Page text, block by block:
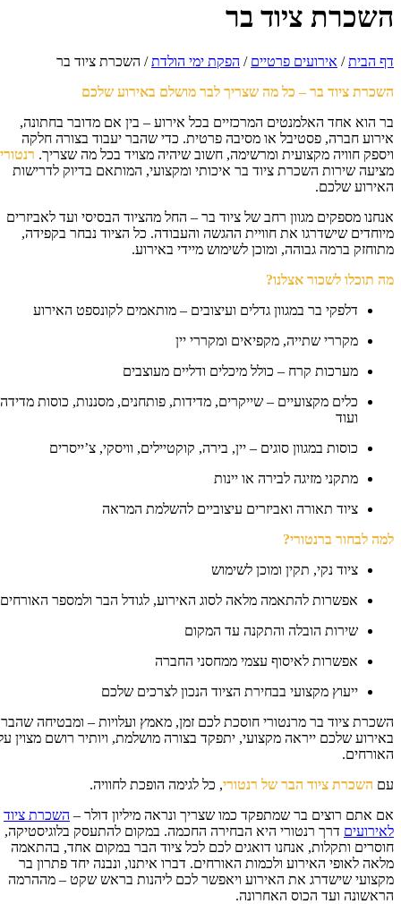
ציוד בר
הבית/אירועים פרטיים/הפקת ימי הולדת/השכרת ציוד בר
ציוד בר – כל מה שצריך לבר מושלם באירוע שלכם
הוא אחד האלמנטים המרכזיים בכל אירוע – בין אם מדובר בחתונה,
חברה, פסטיבל או מסיבה פרטית. כדי שהבר יעבוד בצורה חלקה
חוויה מקצועית ומרשימה, חשוב שיהיה מצויד בכל מה שצריך.רנטורי
שירות השכרת ציוד בר איכותי ומקצועי, המותאם בדיוק לדרישות
שלכם.
מספקים מגוון רחב של ציוד בר – החל מהציוד הבסיסי ועד לאביזרים
שישדרגו את חוויית ההגשה והעבודה. כל הציוד נבחר בקפידה,
ברמה גבוהה, ומוכן לשימוש מיידי באירוע.
תוכלו לשכור אצלנו?
דלפקי בר במגוון גדלים ועיצובים – מותאמים לקונספט האירוע
מקררי שתייה, מקפיאים ומקררי יין
מערכות קרח – כולל מיכלים ודליים מעוצבים
כלים מקצועיים – שייקרים, מדידות, פותחנים, מסננות, כוסות מדידה
ועוד
כוסות במגוון סוגים – יין, בירה, קוקטיילים, וויסקי, צ’ייסרים
מתקני מזיגה לבירה או יינות
ציוד תאורה ואביזרים עיצוביים להשלמת המראה
לבחור ברנטורי?
ציוד נקי, תקין ומוכן לשימוש
אפשרות להתאמה מלאה לסוג האירוע, לגודל הבר ולמספר האורחים
שירות הובלה והתקנה עד המקום
אפשרות לאיסוף עצמי ממחסני החברה
ייעוץ מקצועי בבחירת הציוד הנכון לצרכים שלכם
ציוד בר מרנטורי חוסכת לכם זמן, מאמץ ועלויות – ומבטיחה שהבר
שלכם ייראה מקצועי, יתפקד בצורה מושלמת, ויותיר רושם מצוין על
השכרת ציוד הבר של רנטורי, כל לגימה הופכת לחוויה.
אתם רוצים בר שמתפקד כמו שצריך ונראה מיליון דולר –השכרת ציוד
דרך רנטורי היא הבחירה החכמה. במקום להתעסק בלוגיסטיקה,
ותקלות, אנחנו דואגים לכם לכל ציוד הבר במקום אחד, בהתאמה
לאופי האירוע ולכמות האורחים. דברו איתנו, ונבנה יחד פתרון בר
שישדרג את האירוע ויאפשר לכם ליהנות בראש שקט – מההרמה
ועד הכוס האחרונה.